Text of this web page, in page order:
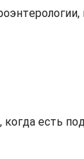
есть